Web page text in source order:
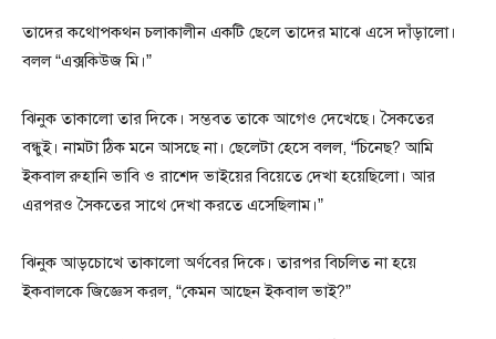
তাদের কথোপকথন চলাকালীন একটি ছেলে তাদের মাঝে এসে দাঁড়ালো।
বলল “এক্সকিউজ মি।”
ঝিনুক তাকালো তার দিকে। সম্ভবত তাকে আগেও দেখেছে। সৈকতের
বন্ধুই। নামটা ঠিক মনে আসছে না। ছেলেটা হেসে বলল, “চিনেছ? আমি
ইকবাল রুহানি ভাবি ও রাশেদ ভাইয়ের বিয়েতে দেখা হয়েছিলো। আর
এরপরও সৈকতের সাথে দেখা করতে এসেছিলাম।”
ঝিনুক আড়চোখে তাকালো অর্ণবের দিকে। তারপর বিচলিত না হয়ে
ইকবালকে জিজ্ঞেস করল, “কেমন আছেন ইকবাল ভাই?”